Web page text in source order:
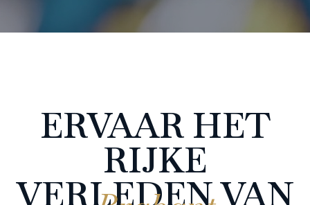
ERVAAR HET
RIJKE
VERLEDEN VAN